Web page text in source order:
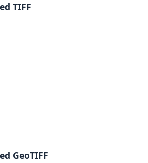
TIFF
GeoTIFF